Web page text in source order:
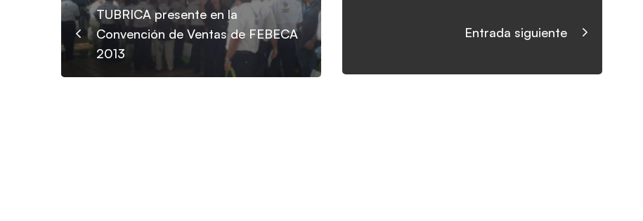
TUBRICA presente en la
Convención de Ventas de FEBECA
2013
Entrada siguiente